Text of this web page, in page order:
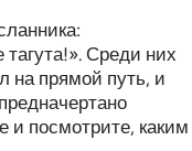
Среди них
на прямой путь, и
и посмотрите, каким